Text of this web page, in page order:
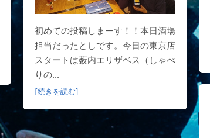
初めての投稿しまーす！！本日酒場
担当だったとしです。今日の東京店
スタートは薮内エリザベス（しゃべ
りの...
[続きを読む]